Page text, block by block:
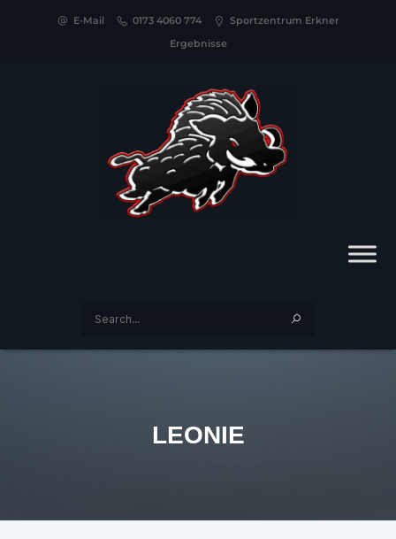
E-Mail 0173 4060 774
Sportzentrum Erkner
Ergebnisse
LEONIE